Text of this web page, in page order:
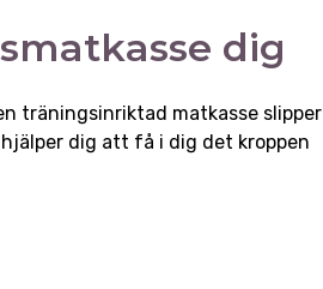
dig
träningsinriktad matkasse slipper
dig att få i dig det kroppen